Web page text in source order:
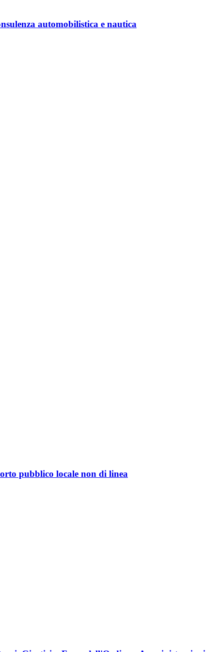
automobilistica e nautica
pubblico locale non di linea